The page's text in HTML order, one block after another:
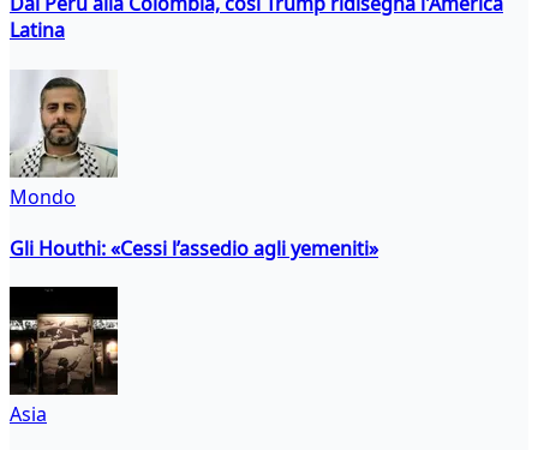
Latina
Mondo
Gli Houthi: «Cessi l’assedio agli yemeniti»
Asia